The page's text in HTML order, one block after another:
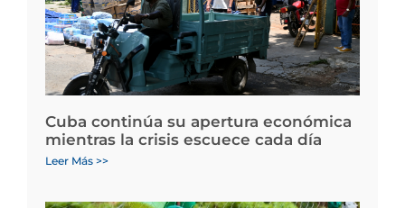
Cuba continúa su apertura económica
mientras la crisis escuece cada día
Leer Más >>